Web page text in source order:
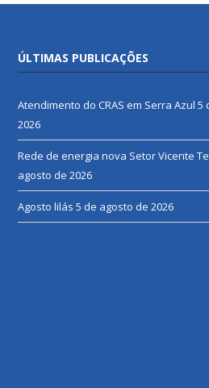
ÚLTIMAS PUBLICAÇÕES
Atendimento do CRAS em Serra Azul 5
2026
Rede de energia nova Setor Vicente
agosto de 2026
Agosto lilás 5 de agosto de 2026